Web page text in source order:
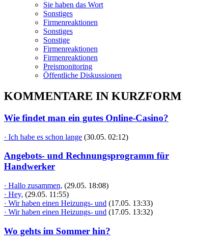
Sie haben das Wort
Sonstiges
Firmenreaktionen
Sonstiges
Sonstige
Firmenreaktionen
Firmenreaktionen
Preismonitoring
Öffentliche Diskussionen
KOMMENTARE IN KURZFORM
Wie findet man ein gutes Online-Casino?
· Ich habe es schon lange (30.05. 02:12)
Angebots- und Rechnungsprogramm für
Handwerker
· Hallo zusammen, (29.05. 18:08)
· Hey, (29.05. 11:55)
· Wir haben einen Heizungs- und (17.05. 13:33)
· Wir haben einen Heizungs- und (17.05. 13:32)
Wo gehts im Sommer hin?